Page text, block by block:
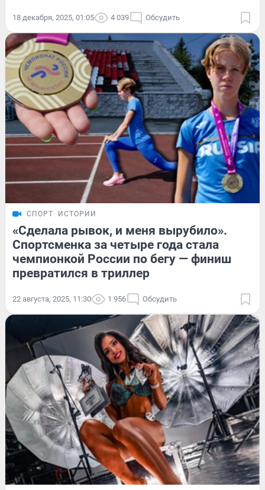
18 декабря, 2025, 01:05 4 039 Обсудить
СПОРТ ИСТОРИИ
«Сделала рывок, и меня вырубило».
Спортсменка за четыре года стала
чемпионкой России по бегу — финиш
превратился в триллер
22 августа, 2025, 11:30 1 956 Обсудить